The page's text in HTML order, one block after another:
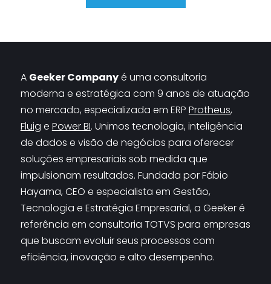
A Geeker Company é uma consultoria
moderna e estratégica com 9 anos de atuação
no mercado, especializada em ERP Protheus
Fluig e Power BI. Unimos tecnologia, inteligência
de dados e visão de negócios para oferecer
soluções empresariais sob medida que
impulsionam resultados. Fundada por Fábio
Hayama, CEO e especialista em Gestão,
Tecnologia e Estratégia Empresarial, a Geeker é
referência em consultoria TOTVS para empresas
que buscam evoluir seus processos com
eficiência, inovação e alto desempenho.